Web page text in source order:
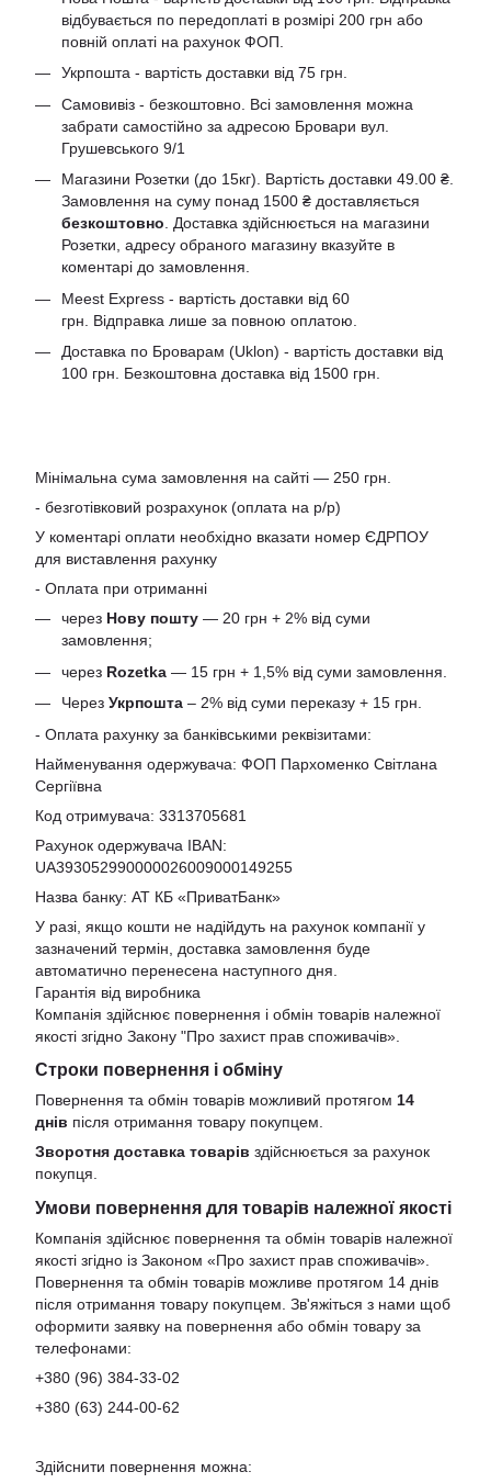
відбувається по передоплаті в розмірі 200 грн або
повній оплаті на рахунок ФОП.
Укрпошта - вартість доставки від 75 грн.
Самовивіз - безкоштовно. Всі замовлення можна
забрати самостійно за адресою Бровари вул.
Грушевського 9/1
Магазини Розетки (до 15кг). Вартість доставки 49.00 ₴.
Замовлення на суму понад 1500 ₴ доставляється
безкоштовно . Доставка здійснюється на магазини
Розетки, адресу обраного магазину вказуйте в
коментарі до замовлення.
Meest Express - вартість доставки від 60
грн. Відправка лише за повною оплатою.
Доставка по Броварам (Uklon) - вартість доставки від
100 грн. Безкоштовна доставка від 1500 грн.
Мінімальна сума замовлення на сайті — 250 грн.
- безготівковий розрахунок (оплата на р/р)
У коментарі оплати необхідно вказати номер ЄДРПОУ
для виставлення рахунку
- Оплата при отриманні
через Нову пошту — 20 грн + 2% від суми
замовлення;
через Rozetka — 15 грн + 1,5% від суми замовлення.
Через Укрпошта – 2% від суми переказу + 15 грн.
- Оплата рахунку за банківськими реквізитами:
Найменування одержувача: ФОП Пархоменко Світлана
Сергіївна
Код отримувача: 3313705681
Рахунок одержувача IBAN:
UA393052990000026009000149255
Назва банку: АТ КБ «ПриватБанк»
У разі, якщо кошти не надійдуть на рахунок компанії у
зазначений термін, доставка замовлення буде
автоматично перенесена наступного дня.
Гарантія від виробника
Компанія здійснює повернення і обмін товарів належної
якості згідно Закону "Про захист прав споживачів»
Строки повернення і обміну
Повернення та обмін товарів можливий протягом 14
днів після отримання товару покупцем.
Зворотня доставка товарів здійснюється за рахунок
покупця.
Умови повернення для товарів належної якості
Компанія здійснює повернення та обмін товарів належної
якості згідно із Законом «Про захист прав споживачів».
Повернення та обмін товарів можливе протягом 14 днів
після отримання товару покупцем. Зв'яжіться з нами щоб
оформити заявку на повернення або обмін товару за
телефонами:
+380 (96) 384-33-02
+380 (63) 244-00-62
Здійснити повернення можна: